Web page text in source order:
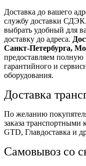
Доставка до вашего
службу доставки
выбрать удобный для
доставку до адреса.
Санкт-Петербурга,
предоставляем
гарантийного и
оборудования.
Доставка
По желанию
заказа
GTD, Главдоставка и
Самовывоз со